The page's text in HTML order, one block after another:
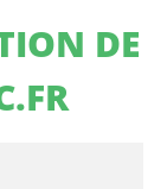
DE